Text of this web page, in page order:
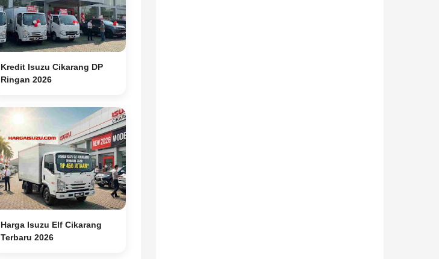
Kredit Isuzu Cikarang DP
Ringan 2026
Harga Isuzu Elf Cikarang
Terbaru 2026